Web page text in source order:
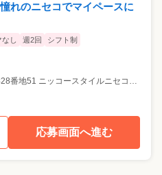
れのニセコでマイペースに
なし 週2回 シフト制
地51 ニッコースタイルニセコHANAZONO ２F
応募画面へ進む